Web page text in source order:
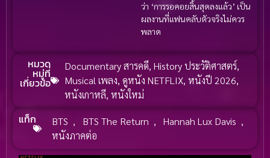
ว่า ‘การรอคอยสิ้นสุดลงแล้ว’ เป็น
ผลงานที่แฟนคลับตัวจริงไม่ควร
พลาด
หมวด
หมู่ที่
เกี่ยวข้อ
Documentary สารคดี,History ประวัติศาสตร์,
Musical เพลง,ดูหนัง NETFLIX,หนังปี 2026,
หนังเกาหลี,หนังใหม่
แท็ก BTS , BTS The Return , Hannah Lux Davis ,
หนังภาคต่อ